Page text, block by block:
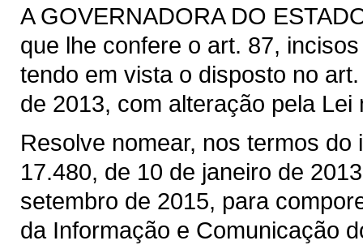
A GOVERNADORA DO
que lhe confere o art. 87,
tendo em vista o disposto no
de 2013, com alteração pela
Resolve nomear, nos termos do
17.480, de 10 de janeiro de
setembro de 2015, para
da Informação e Comunicação